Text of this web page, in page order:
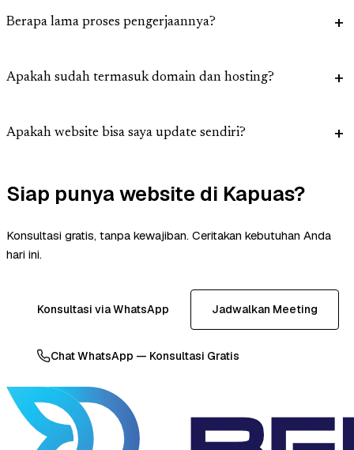
Berapa lama proses pengerjaannya?
Apakah sudah termasuk domain dan hosting?
Apakah website bisa saya update sendiri?
Siap punya website di Kapuas?
Konsultasi gratis, tanpa kewajiban. Ceritakan kebutuhan Anda
hari ini.
Konsultasi via WhatsApp Jadwalkan Meeting
Chat WhatsApp — Konsultasi Gratis